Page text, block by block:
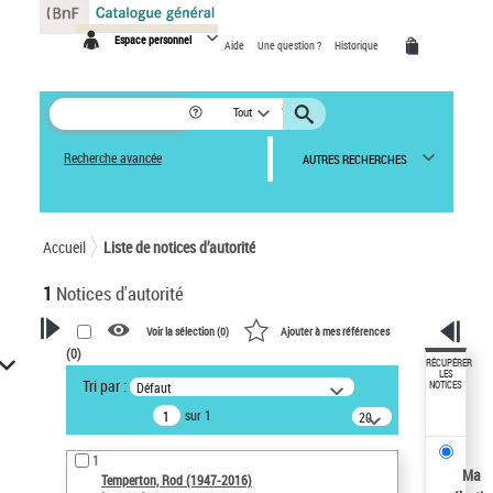
Espace personnel Aide Une question ? Historique
Tout
Recherche avancée AUTRES RECHERCHES
Accueil Liste de notices d’autorité
1 Notices d'autorité
VOTRE RECHERCHE
Recherche avancée dans les
notices d’autorité
Œuvres liées à l'auteur :
Temperton, Rod (1947-2016)
Voir la sélection (0) Ajouter à mes références
(0)
Tri par : Défaut
sur 1
20
résultats/page
1
Temperton, Rod (1947-2016)
RÉCUPÉRER
LES
NOTICES
Ma
Panneau de gestion des cookies